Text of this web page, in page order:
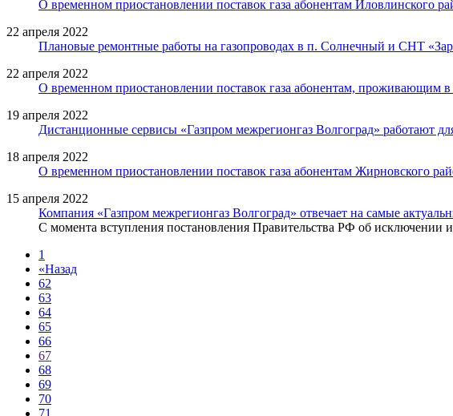
О временном приостановлении поставок газа абонентам Иловлинского
22 апреля 2022
Плановые ремонтные работы на газопроводах в п. Солнечный и СНТ
22 апреля 2022
О временном приостановлении поставок газа абонентам, проживающим в
19 апреля 2022
Дистанционные сервисы «Газпром межрегионгаз Волгоград» работают
18 апреля 2022
О временном приостановлении поставок газа абонентам Жирновского
15 апреля 2022
Компания «Газпром межрегионгаз Волгоград» отвечает на самые
С момента вступления постановления Правительства РФ об исключении
1
«Назад
62
63
64
65
66
67
68
69
70
71